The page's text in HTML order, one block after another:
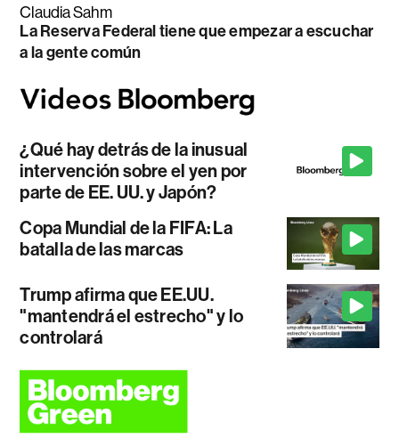
Claudia Sahm
La Reserva Federal tiene que empezar a escuchar
a la gente común
¿Qué hay detrás de la inusual
intervención sobre el yen por
parte de EE. UU. y Japón?
Copa Mundial de la FIFA: La
batalla de las marcas
Trump afirma que EE.UU.
"mantendrá el estrecho" y lo
controlará